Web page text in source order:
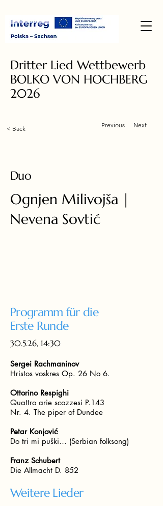
Dritter Lied Wettbewerb
BOLKO VON HOCHBERG
2026
< Back Previous Next
Duo
Ognjen Milivojša |
Nevena Sovtić
Programm für die
Erste Runde
Sergei Rachmaninov
Hristos voskres Op. 26 No 6.
Ottorino Respighi
Quattro arie scozzesi P.143
Nr. 4. The piper of Dundee
Petar Konjović
Do tri mi puški… (Serbian folksong)
Franz Schubert
Die Allmacht D. 852
30.5.26, 14:30
Weitere Lieder